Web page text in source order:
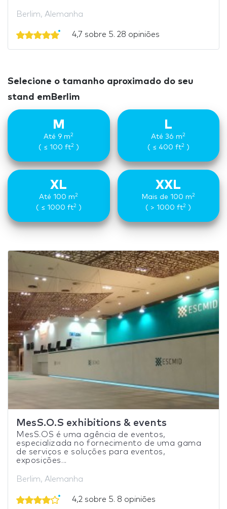
Berlim, Alemanha
4,7 sobre 5. 28 opiniões
Selecione o tamanho aproximado do seu
stand emBerlim
M
Até 9 m2
( ≤ 100 ft2)
L
Até 36 m2
( ≤ 400 ft2)
XL
Até 100 m2
( ≤ 1000 ft2)
XXL
Mais de 100 m2
( > 1000 ft2 )
MesS.O.S exhibitions & events
MesS.OS é uma agência de eventos,
especializada no fornecimento de uma gama
de serviços e soluções para eventos,
exposições...
Berlim, Alemanha
4,2 sobre 5. 8 opiniões